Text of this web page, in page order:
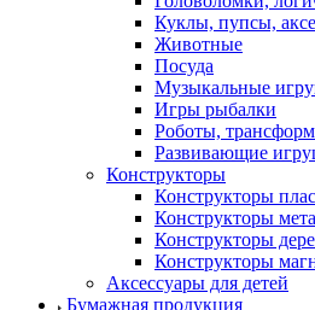
Куклы, пупсы,
Животные
Посуда
Музыкальные
Игры рыбалки
Роботы,
Развивающие
Конструкторы
Конструкторы
Конструкторы
Конструкторы
Конструкторы
Аксессуары для детей
Бумажная продукция